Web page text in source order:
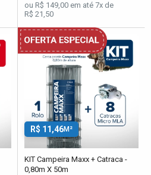
ou R$ 149,00 em até 7x de
R$ 21,50
R$ 11,46M²
KIT Campeira Maxx + Catraca -
0,80m X 50m